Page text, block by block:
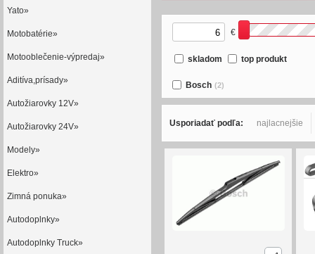
Yato»
Motobatérie»
Motooblečenie-výpredaj»
Aditíva,prísady»
Autožiarovky 12V»
Autožiarovky 24V»
Modely»
Elektro»
Zimná ponuka»
Autodoplnky»
Autodoplnky Truck»
€
skladom top produkt
Bosch (2)
Usporiadať podľa: najlacnejšie